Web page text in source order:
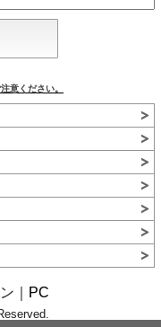
意ください。
｜ PC